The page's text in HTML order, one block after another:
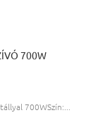
700W
700WSzín:...